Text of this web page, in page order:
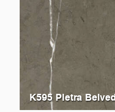
K595 Pietra